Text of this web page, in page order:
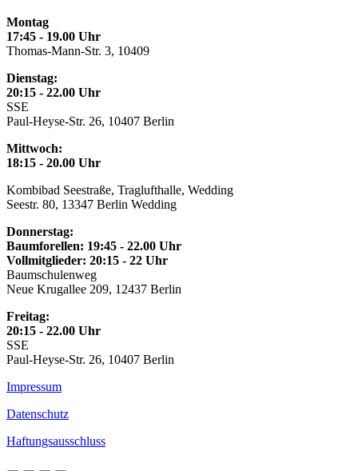
Montag
17:45 - 19.00 Uhr
Thomas-Mann-Str. 3, 10409
Dienstag:
20:15 - 22.00 Uhr
SSE
Paul-Heyse-Str. 26, 10407 Berlin
Mittwoch:
18:15 - 20.00 Uhr
Kombibad Seestraße, Traglufthalle, Wedding
Seestr. 80, 13347 Berlin Wedding
Donnerstag:
Baumforellen: 19:45 - 22.00 Uhr
Vollmitglieder: 20:15 - 22 Uhr
Baumschulenweg
Neue Krugallee 209, 12437 Berlin
Freitag:
20:15 - 22.00 Uhr
SSE
Paul-Heyse-Str. 26, 10407 Berlin
Impressum
Datenschutz
Haftungsausschluss